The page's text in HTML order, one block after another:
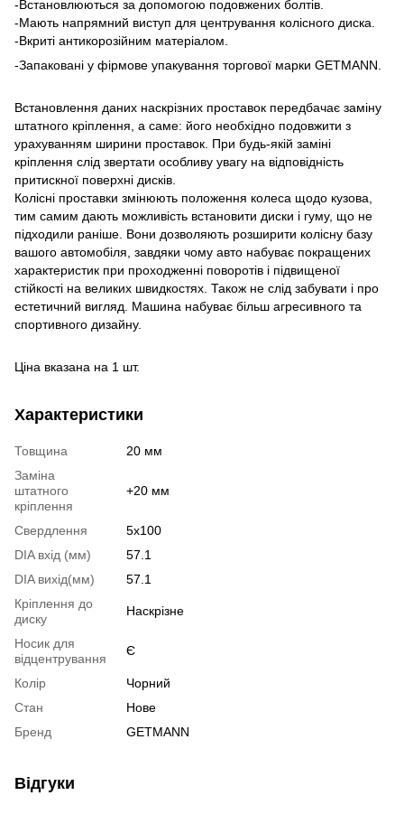
-Встановлюються за допомогою подовжених болтів.
-Мають напрямний виступ для центрування колісного диска.
-Вкриті антикорозійним матеріалом.
-Запаковані у фірмове упакування торгової марки GETMANN.
Встановлення даних наскрізних проставок передбачає заміну
штатного кріплення, а саме: його необхідно подовжити з
урахуванням ширини проставок. При будь-якій заміні
кріплення слід звертати особливу увагу на відповідність
притискної поверхні дисків.
Колісні проставки змінюють положення колеса щодо кузова,
тим самим дають можливість встановити диски і гуму, що не
підходили раніше. Вони дозволяють розширити колісну базу
вашого автомобіля, завдяки чому авто набуває покращених
характеристик при проходженні поворотів і підвищеної
стійкості на великих швидкостях. Також не слід забувати і про
естетичний вигляд. Машина набуває більш агресивного та
спортивного дизайну.
Ціна вказана на 1 шт.
Характеристики
Товщина
20 мм
Заміна
штатного
кріплення
+20 мм
Свердлення
5x100
DIA вхід (мм)
57.1
DIA вихід(мм)
57.1
Кріплення до
диску
Наскрізне
Носик для
відцентрування
Є
Колір
Чорний
Стан
Нове
Бренд
GETMANN
Відгуки